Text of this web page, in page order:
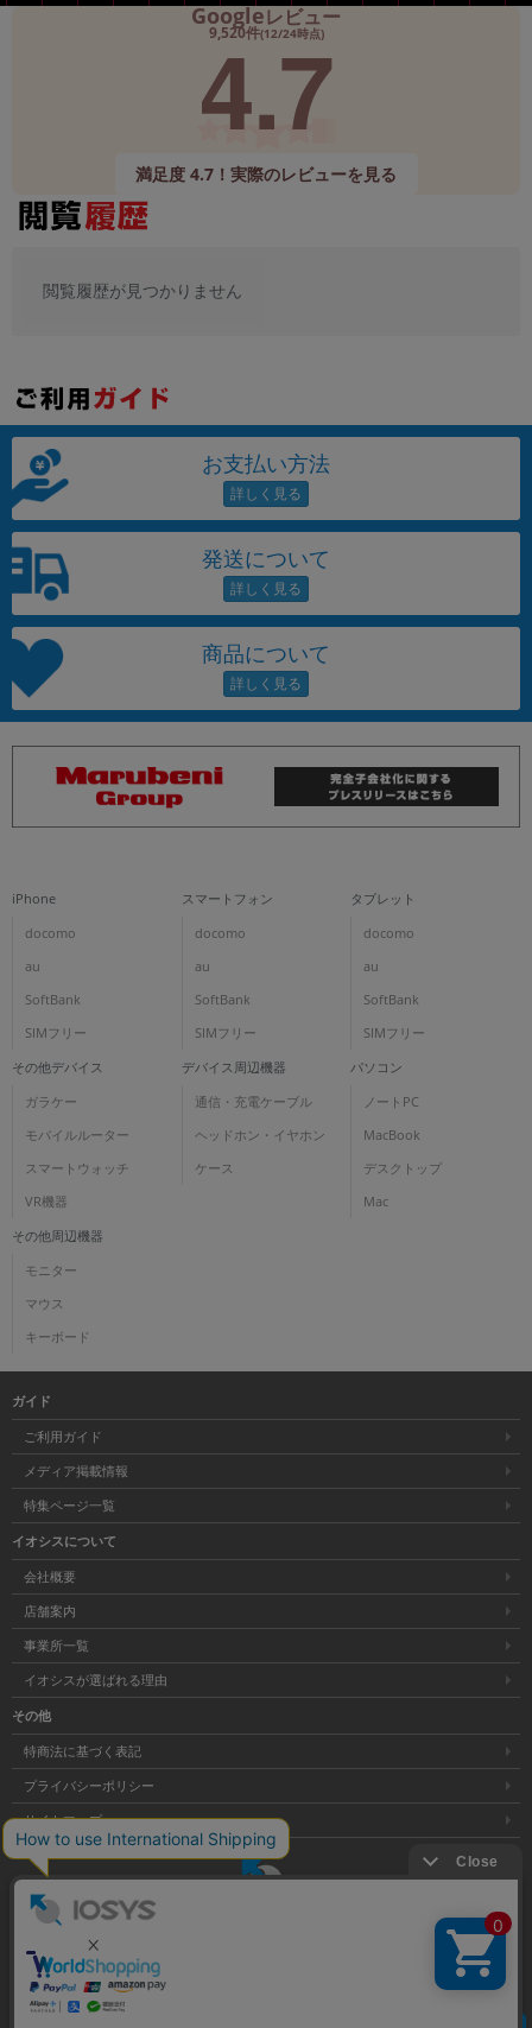
Googleレビュー
9,520件(12/24時点)
4.7
満足度 4.7！実際のレビューを見る
閲覧履歴が見つかりません
お支払い方法
発送について
商品について
iPhone
docomo
au
SoftBank
SIMフリー
スマートフォン
docomo
au
SoftBank
SIMフリー
タブレット
docomo
au
SoftBank
SIMフリー
その他デバイス
ガラケー
モバイルルーター
スマートウォッチ
VR機器
デバイス周辺機器
通信・充電ケーブル
ヘッドホン・イヤホン
ケース
パソコン
ノートPC
MacBook
デスクトップ
Mac
その他周辺機器
モニター
マウス
キーボード
ガイド
ご利用ガイド
メディア掲載情報
特集ページ一覧
イオシスについて
会社概要
店舗案内
事業所一覧
イオシスが選ばれる理由
その他
特商法に基づく表記
プライバシーポリシー
サイトマップ
Copyright © 株式会社イオシス All Rights Reserved. クリア